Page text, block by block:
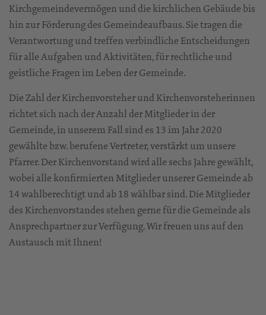
Kirchgemeindevermögen und die kirchlichen Gebäude bis
hin zur Förderung des Gemeindeaufbaus. Sie tragen die
Verantwortung und treffen verbindliche Entscheidungen
für alle Aufgaben und Aktivitäten, für rechtliche und
geistliche Fragen im Leben der Gemeinde.
Die Zahl der Kirchenvorsteher und Kirchenvorsteherinnen
richtet sich nach der Anzahl der Mitglieder in der
Gemeinde, in unserem Fall sind es 13 im Jahr 2020
gewählte bzw. berufene Vertreter, verstärkt um unsere
Pfarrer. Der Kirchenvorstand wird alle sechs Jahre gewählt,
wobei alle konfirmierten Mitglieder unserer Gemeinde ab
14 wahlberechtigt und ab 18 wählbar sind. Die Mitglieder
des Kirchenvorstandes stehen gerne für die Gemeinde als
Ansprechpartner zur Verfügung. Wir freuen uns auf den
Austausch mit Ihnen!